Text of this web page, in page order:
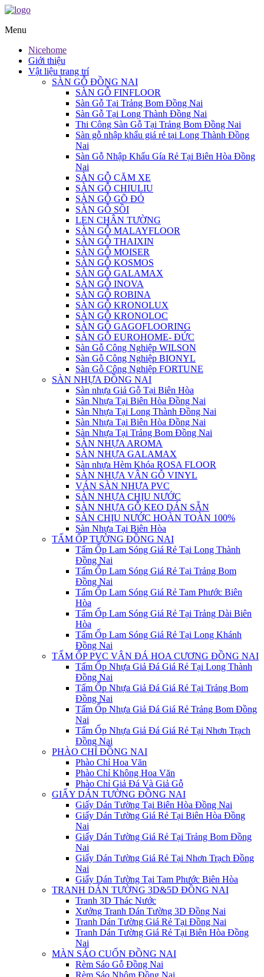
Menu
Nicehome
Giới thiệu
Vật liệu trang trí
SÀN GỖ ĐỒNG NAI
SÀN GỖ FINFLOOR
Sàn Gỗ Tại Trảng Bom Đồng Nai
Sàn Gỗ Tại Long Thành Đồng Nai
Thi Công Sàn Gỗ Tại Trảng Bom Đồng Nai
Sàn gỗ nhập khẩu giá rẻ tại Long Thành Đồng
Nai
Sàn Gỗ Nhập Khẩu Gía Rẻ Tại Biên Hòa Đồng
Nai
SÀN GỖ CĂM XE
SÀN GỖ CHIULIU
SÀN GỖ GÕ ĐỎ
SÀN GỖ SỒI
LEN CHÂN TƯỜNG
SÀN GỖ MALAYFLOOR
SÀN GỖ THAIXIN
SÀN GỖ MOISER
SÀN GỖ KOSMOS
SÀN GỖ GALAMAX
SÀN GỖ INOVA
SÀN GỖ ROBINA
SÀN GỖ KRONOLUX
SÀN GỖ KRONOLOC
SÀN GỖ GAGOFLOORING
SÀN GỖ EUROHOME- ĐỨC
Sàn Gỗ Công Nghiệp WILSON
Sàn Gỗ Công Nghiệp BIONYL
Sàn Gỗ Công Nghiệp FORTUNE
SÀN NHỰA ĐỒNG NAI
Sàn nhựa Giả Gỗ Tại Biên Hòa
Sàn Nhựa Tại Biên Hòa Đồng Nai
Sàn Nhựa Tại Long Thành Đồng Nai
Sàn Nhựa Tại Biên Hòa Đồng Nai
Sàn Nhựa Tại Trảng Bom Đồng Nai
SÀN NHỰA AROMA
SÀN NHỰA GALAMAX
Sàn nhựa Hèm Khóa ROSA FLOOR
SÀN NHỰA VÂN GỖ VINYL
VÁN SÀN NHỰA PVC
SÀN NHỰA CHỊU NƯỚC
SÀN NHỰA GỖ KEO DÁN SẴN
SÀN CHỊU NƯỚC HOÀN TOÀN 100%
Sàn Nhựa Tại Biên Hòa
TẤM ỐP TƯỜNG ĐỒNG NAI
Tấm Ốp Lam Sóng Giá Rẻ Tại Long Thành
Đồng Nai
Tấm Ốp Lam Sóng Giá Rẻ Tại Trảng Bom
Đồng Nai
Tấm Ốp Lam Sóng Giá Rẻ Tam Phước Biên
Hòa
Tấm Ốp Lam Sóng Giá Rẻ Tại Trảng Dài Biên
Hòa
Tấm Ốp Lam Sóng Giá Rẻ Tại Long Khánh
Đồng Nai
TẤM ỐP PVC VÂN ĐÁ HOA CƯƠNG ĐỒNG NAI
Tấm Ốp Nhựa Giả Đá Giá Rẻ Tại Long Thành
Đồng Nai
Tấm Ốp Nhựa Giả Đá Giá Rẻ Tại Trảng Bom
Đồng Nai
Tấm Ốp Nhựa Giả Đá Giá Rẻ Trảng Bom Đồng
Nai
Tấm Ốp Nhựa Giả Đá Giá Rẻ Tại Nhơn Trạch
Đồng Nai
PHÀO CHỈ ĐỒNG NAI
Phào Chỉ Hoa Văn
Phào Chỉ Không Hoa Văn
Phào Chỉ Giả Đá Và Giả Gỗ
GIẤY DÁN TƯỜNG ĐỒNG NAI
Giấy Dán Tường Tại Biên Hòa Đồng Nai
Giấy Dán Tường Giá Rẻ Tại Biên Hòa Đồng
Nai
Giấy Dán Tường Giá Rẻ Tại Trảng Bom Đồng
Nai
Giấy Dán Tường Giá Rẻ Tại Nhơn Trạch Đồng
Nai
Giấy Dán Tường Tại Tam Phước Biên Hòa
TRANH DÁN TƯỜNG 3D&5D ĐỒNG NAI
Tranh 3D Thác Nước
Xưởng Tranh Dán Tường 3D Đồng Nai
Tranh Dán Tường Giá Rẻ Tại Đồng Nai
Tranh Dán Tường Giá Rẻ Tại Biên Hòa Đồng
Nai
MÀN SÁO CUỐN ĐỒNG NAI
Rèm Sáo Gỗ Đồng Nai
Rèm Sáo Nhôm Đồng Nai